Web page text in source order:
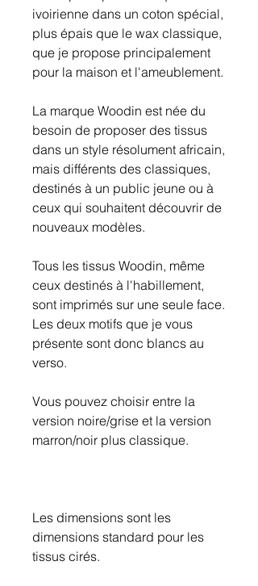
ivoirienne dans un coton spécial,
plus épais que le wax classique,
que je propose principalement
pour la maison et l'ameublement.
La marque Woodin est née du
besoin de proposer des tissus
dans un style résolument africain,
mais différents des classiques,
destinés à un public jeune ou à
ceux qui souhaitent découvrir de
nouveaux modèles.
Tous les tissus Woodin, même
ceux destinés à l'habillement,
sont imprimés sur une seule face.
Les deux motifs que je vous
présente sont donc blancs au
verso.
Vous pouvez choisir entre la
version noire/grise et la version
marron/noir plus classique.
Les dimensions sont les
dimensions standard pour les
tissus cirés.